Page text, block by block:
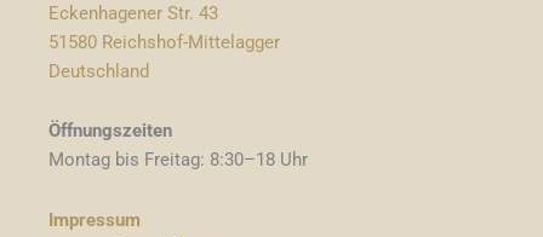
Eckenhagener Str. 43
51580 Reichshof-Mittelagger
Deutschland
Öffnungszeiten
Montag bis Freitag: 8:30–18 Uhr
Impressum